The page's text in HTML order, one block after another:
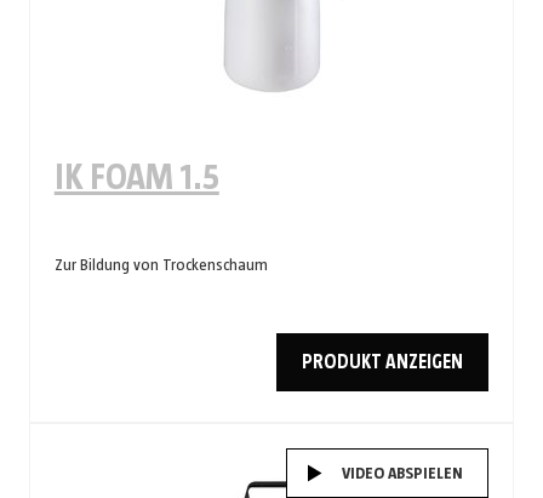
IK FOAM 1.5
Zur Bildung von Trockenschaum
PRODUKT ANZEIGEN
VIDEO ABSPIELEN